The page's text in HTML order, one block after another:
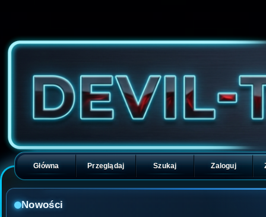
Główna Przeglądaj Szukaj Zaloguj
Nowości